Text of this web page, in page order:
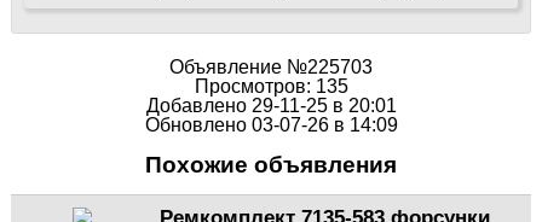
Объявление №225703
Просмотров: 135
Добавлено 29-11-25 в 20:01
Обновлено 03-07-26 в 14:09
Похожие объявления